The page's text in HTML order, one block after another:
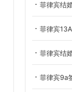
菲律宾结
菲律宾
菲律宾结
菲律宾9a